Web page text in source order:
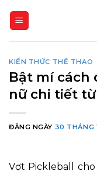
qua
KIẾN THỨC THỂ THAO
Bật mí cách
nữ chi tiết từ
ĐĂNG NGÀY 30 THÁNG
Vợt Pickleball